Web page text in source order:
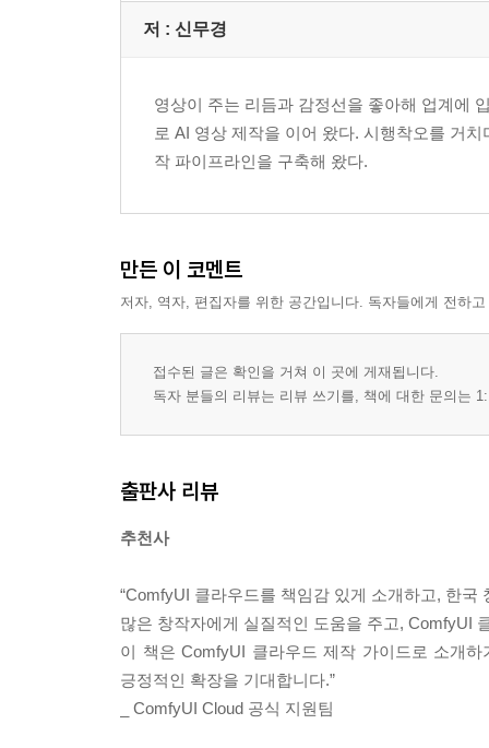
저 : 신무경
영상이 주는 리듬과 감정선을 좋아해 업계에
로 AI 영상 제작을 이어 왔다. 시행착오를 거
작 파이프라인을 구축해 왔다.
만든 이 코멘트
저자, 역자, 편집자를 위한 공간입니다. 독자들에게 전하
접수된 글은 확인을 거쳐 이 곳에 게재됩니다.
독자 분들의 리뷰는 리뷰 쓰기를, 책에 대한 문의는
출판사 리뷰
추천사
“ComfyUI 클라우드를 책임감 있게 소개하고, 한
많은 창작자에게 실질적인 도움을 주고, ComfyUI
이 책은 ComfyUI 클라우드 제작 가이드로 소개
긍정적인 확장을 기대합니다.”
_ ComfyUI Cloud 공식 지원팀